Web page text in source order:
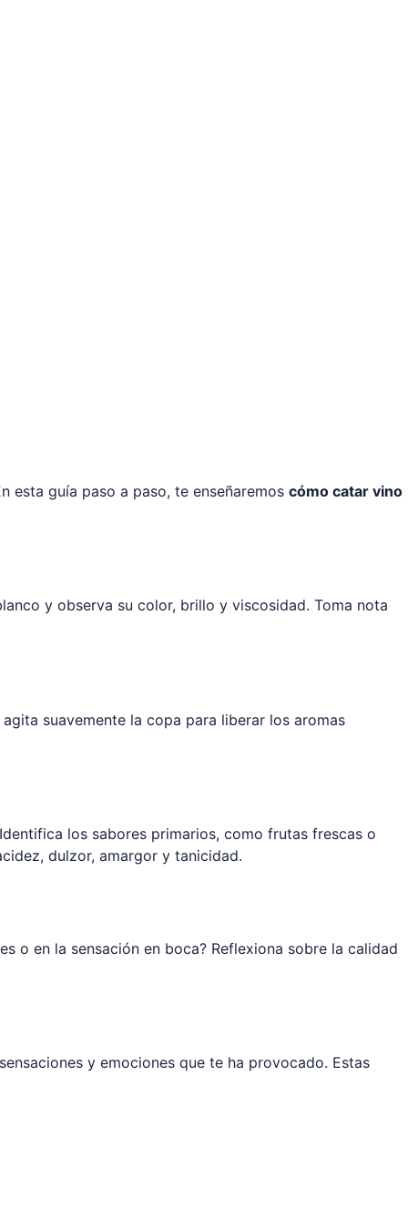
esta guía paso a paso, te enseñaremos cómo catar vino
y observa su color, brillo y viscosidad. Toma nota
suavemente la copa para liberar los aromas
los sabores primarios, como frutas frescas o
dulzor, amargor y tanicidad.
o en la sensación en boca? Reflexiona sobre la calidad
y emociones que te ha provocado. Estas